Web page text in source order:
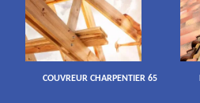
COUVREUR CHARPENTIER 65